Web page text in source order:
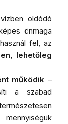
oldódó
önmaga
fel, az
lehetőleg
működik –
a szabad